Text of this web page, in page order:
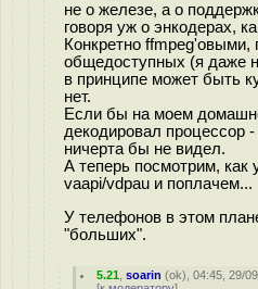
не о железе, а о
говоря уж о энкодерах,
Конкретно ffmpeg'овыми,
общедоступных (я даже
в принципе может быть
нет.
Если бы на моем
декодировал процессор
ничерта бы не видел.
А теперь посмотрим, как
vaapi/vdpau и поплачем...
У телефонов в этом
"больших".
5.21 ,soarin (ok), 04:45, 29/